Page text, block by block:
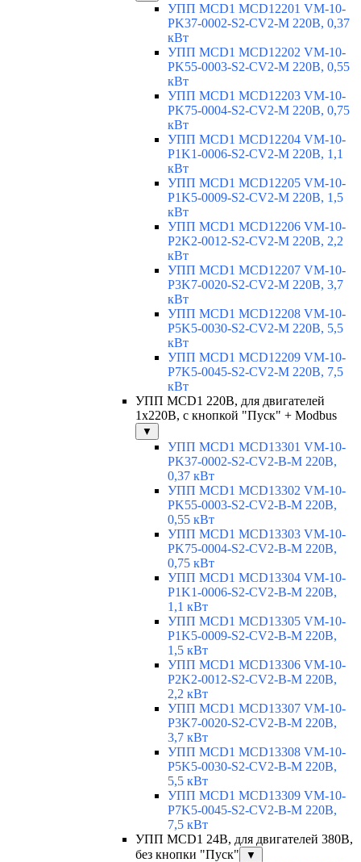
УПП MCD1 MCD12201 VM-10-
PK37-0002-S2-CV2-M 220В, 0,37
кВт
УПП MCD1 MCD12202 VM-10-
PK55-0003-S2-CV2-M 220В, 0,55
кВт
УПП MCD1 MCD12203 VM-10-
PK75-0004-S2-CV2-M 220В, 0,75
кВт
УПП MCD1 MCD12204 VM-10-
P1K1-0006-S2-CV2-M 220В, 1,1
кВт
УПП MCD1 MCD12205 VM-10-
P1K5-0009-S2-CV2-M 220В, 1,5
кВт
УПП MCD1 MCD12206 VM-10-
P2K2-0012-S2-CV2-M 220В, 2,2
кВт
УПП MCD1 MCD12207 VM-10-
P3K7-0020-S2-CV2-M 220В, 3,7
кВт
УПП MCD1 MCD12208 VM-10-
P5K5-0030-S2-CV2-M 220В, 5,5
кВт
УПП MCD1 MCD12209 VM-10-
P7K5-0045-S2-CV2-M 220В, 7,5
кВт
УПП MCD1 220В, для двигателей
1х220В, с кнопкой "Пуск" + Modbus
▼
УПП MCD1 MCD13301 VM-10-
PK37-0002-S2-CV2-B-M 220В,
0,37 кВт
УПП MCD1 MCD13302 VM-10-
PK55-0003-S2-CV2-B-M 220В,
0,55 кВт
УПП MCD1 MCD13303 VM-10-
PK75-0004-S2-CV2-B-M 220В,
0,75 кВт
УПП MCD1 MCD13304 VM-10-
P1K1-0006-S2-CV2-B-M 220В,
1,1 кВт
УПП MCD1 MCD13305 VM-10-
P1K5-0009-S2-CV2-B-M 220В,
1,5 кВт
УПП MCD1 MCD13306 VM-10-
P2K2-0012-S2-CV2-B-M 220В,
2,2 кВт
УПП MCD1 MCD13307 VM-10-
P3K7-0020-S2-CV2-B-M 220В,
3,7 кВт
УПП MCD1 MCD13308 VM-10-
P5K5-0030-S2-CV2-B-M 220В,
5,5 кВт
УПП MCD1 MCD13309 VM-10-
P7K5-0045-S2-CV2-B-M 220В,
7,5 кВт
УПП MCD1 24В, для двигателей 380В,
без кнопки "Пуск"
▼